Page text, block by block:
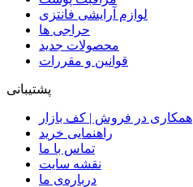
لوازم آرایشی فانتزی
حراجی ها
محصولات جدید
قوانین و مقررات
پشتیبانی
همکاری در فروش | کف بازار
راهنمایی خرید
تماس با ما
نقشه سایت
درباره‌ی ما